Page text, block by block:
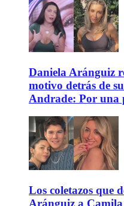
Daniela Aránguiz
motivo detrás de
Andrade: Por una
Los coletazos que
Aránguiz a